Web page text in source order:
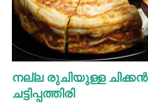
നല്ല രുചിയുള്ള ചിക്കൻ
ചട്ടിപ്പത്തിരി